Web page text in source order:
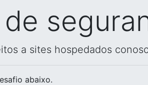
a sites hospedados
abaixo.